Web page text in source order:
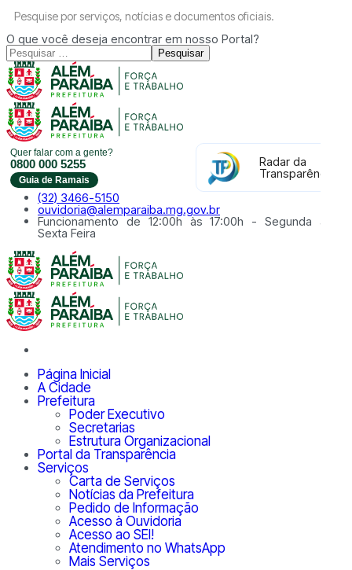
Pesquise por serviços, notícias e documentos oficiais.
O que você deseja encontrar em nosso Portal?
Pesquisar
Radar da
Transparência
Quer falar com a gente?
0800 000 5255
Guia de Ramais
(32) 3466-5150
ouvidoria@alemparaiba.mg.gov.br
Funcionamento de 12:00h às 17:00h - Segunda à
Sexta Feira
Página Inicial
A Cidade
Prefeitura
Poder Executivo
Secretarias
Estrutura Organizacional
Portal da Transparência
Serviços
Carta de Serviços
Notícias da Prefeitura
Pedido de Informação
Acesso à Ouvidoria
Acesso ao SEI!
Atendimento no WhatsApp
Mais Serviços